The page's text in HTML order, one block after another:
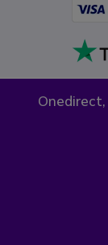
Onedirect,